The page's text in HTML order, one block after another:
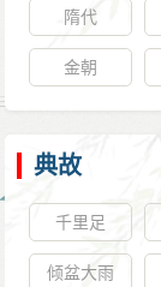
隋代
金朝
典故
千里足
倾盆大雨